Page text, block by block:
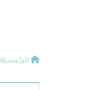
الرئيسية